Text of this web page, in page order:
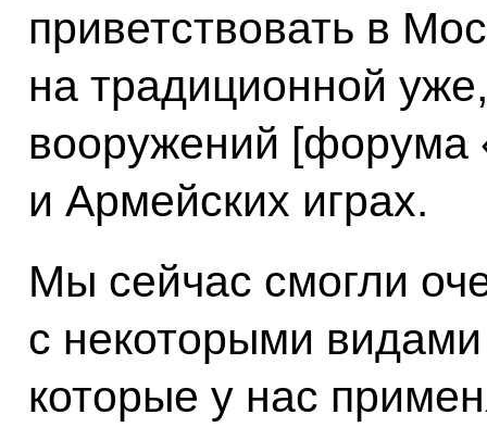
приветствовать в
на традиционной
вооружений [форума
и Армейских играх.
Мы сейчас смогли
с некоторыми
которые у нас